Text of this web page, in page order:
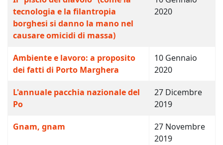
tecnologia e la filantropia
borghesi si danno la mano nel
causare omicidi di massa)
2020
Ambiente e lavoro: a proposito
dei fatti di Porto Marghera
10 Gennaio
2020
L'annuale pacchia nazionale del
Po
27 Dicembre
2019
Gnam, gnam
27 Novembre
2019